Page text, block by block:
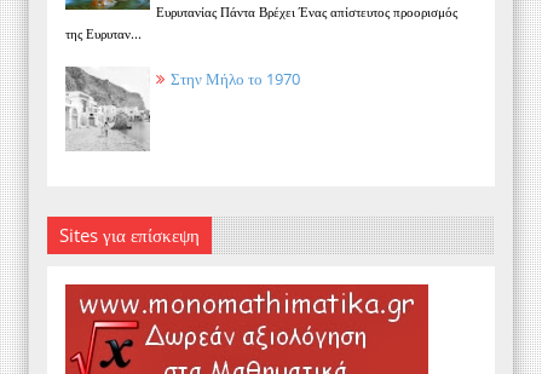
Ευρυτανίας Πάντα Βρέχει Ένας απίστευτος προορισμός
της Ευρυταν...
Στην Μήλο το 1970
Sites για επίσκεψη